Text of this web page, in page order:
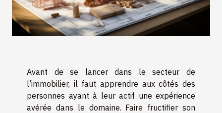
Avant de se lancer dans le secteur de
l’immobilier, il faut apprendre aux côtés des
personnes ayant à leur actif une expérience
avérée dans le domaine. Faire fructifier son